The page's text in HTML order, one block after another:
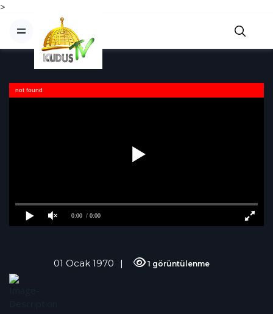
>
0:00 / 0:00
not found
01 Ocak 1970 1 görüntülenme